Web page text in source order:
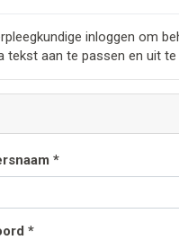
inloggen om
tekst aan te passen en uit te
*
*